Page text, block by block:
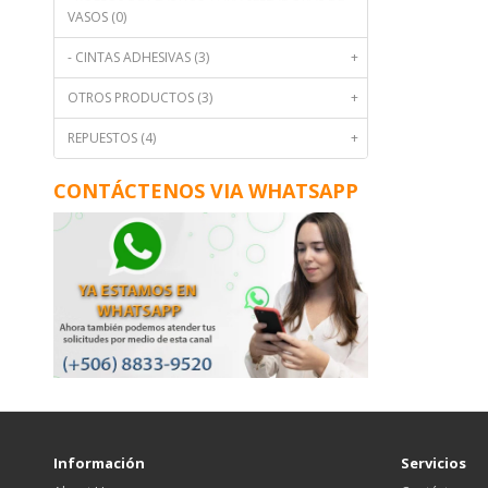
VASOS (0)
- CINTAS ADHESIVAS (3) +
OTROS PRODUCTOS (3) +
REPUESTOS (4) +
CONTÁCTENOS VIA WHATSAPP
Información Servicios